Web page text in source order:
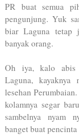
PR buat semua
pengunjung. Yuk
biar Laguna tetap
banyak orang.
Oh iya, kalo abis
Laguna,
lesehan
kolamnya segar
sambelnya nyam
banget buat pencinta